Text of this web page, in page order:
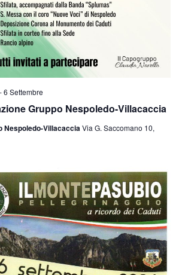
Gruppo Nespoledo-Villacaccia
-6 Settembre
Nespoledo-VillacacciaVia G. Saccomano 10,